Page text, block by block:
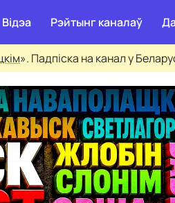
Відэа Рэйтынг каналаў
». Падпіска на канал у